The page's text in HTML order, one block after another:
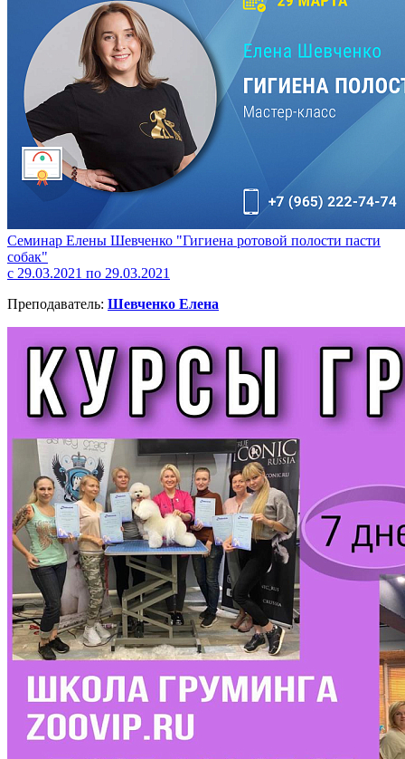
Семинар Елены Шевченко "Гигиена ротовой полости пасти
собак"
с 29.03.2021 по 29.03.2021
Преподаватель: Шевченко Елена